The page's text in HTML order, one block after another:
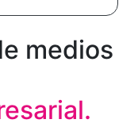
medios